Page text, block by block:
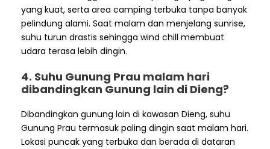
yang kuat, serta area camping terbuka tanpa banyak
pelindung alami. Saat malam dan menjelang sunrise,
suhu turun drastis sehingga wind chill membuat
udara terasa lebih dingin.
4. Suhu Gunung Prau malam hari
dibandingkan Gunung lain di Dieng?
Dibandingkan gunung lain di kawasan Dieng, suhu
Gunung Prau termasuk paling dingin saat malam hari.
Lokasi puncak yang terbuka dan berada di dataran